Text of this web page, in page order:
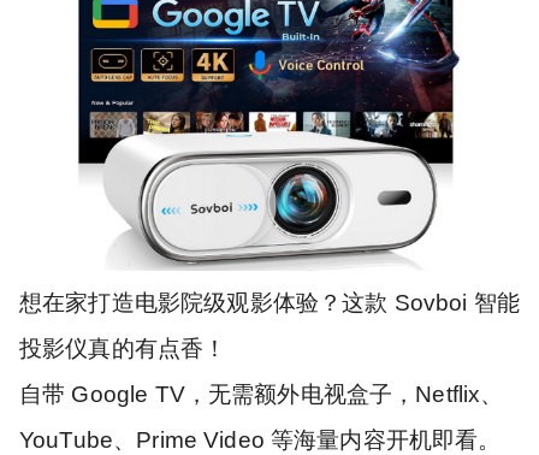
想在家打造电影院级观影体验？这款 Sovboi 智能
投影仪真的有点香！
自带 Google TV，无需额外电视盒子，Netflix、
YouTube、Prime Video 等海量内容开机即看。